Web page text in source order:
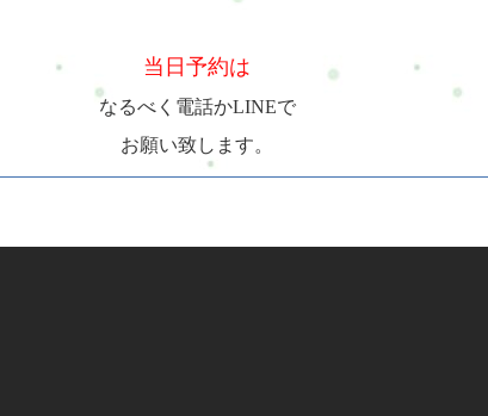
当日予約は
なるべく電話かLINEで
お願い致します。